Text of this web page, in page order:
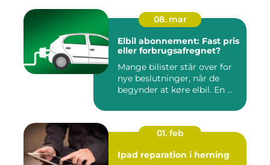
08. mar
Elbil abonnement: Fast pris
eller forbrugsafregnet?
Mange bilister står over for
nye beslutninger, når de
begynder at køre elbil. En ...
01. feb
Ipad reparation i herning